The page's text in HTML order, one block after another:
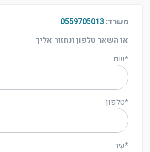
משרד: 0559705013
או השאר טלפון ונחזור אליך
*שם
*טלפון
*עיר